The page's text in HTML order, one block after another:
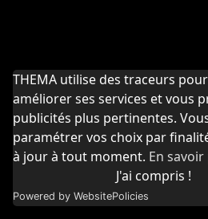
THEMA utilise des traceurs
améliorer ses services et vous
publicités plus pertinentes.
paramétrer vos choix par
à jour à tout moment. En savoir
J'ai compris !
Powered by WebsitePolicies